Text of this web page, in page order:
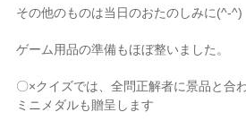
その他のものは当日のおたのしみに(^-^)
ゲーム用品の準備もほぼ整いました。
〇×クイズでは、全問正解者に景品と合
ミニメダルも贈呈します